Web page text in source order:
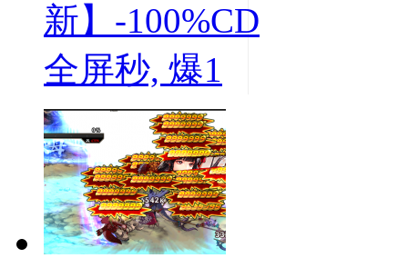
新】-100%CD
全屏秒, 爆1